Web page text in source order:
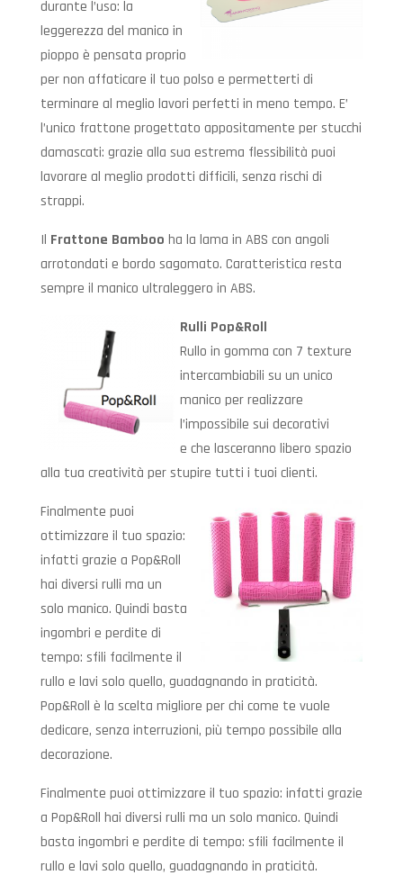
durante l’uso: la
leggerezza del manico in
pioppo è pensata proprio
per non affaticare il tuo polso e permetterti di
terminare al meglio lavori perfetti in meno tempo. E’
l’unico frattone progettato appositamente per stucchi
damascati: grazie alla sua estrema flessibilità puoi
lavorare al meglio prodotti difficili, senza rischi di
strappi.
Il Frattone Bamboo ha la lama in ABS con angoli
arrotondati e bordo sagomato. Caratteristica resta
sempre il manico ultraleggero in ABS.
Rulli Pop&Roll
Rullo in gomma con 7 texture
intercambiabili su un unico
manico per realizzare
l’impossibile sui decorativi
e che lasceranno libero spazio
alla tua creatività per stupire tutti i tuoi clienti.
Finalmente puoi
ottimizzare il tuo spazio:
infatti grazie a Pop&Roll
hai diversi rulli ma un
solo manico. Quindi basta
ingombri e perdite di
tempo: sfili facilmente il
rullo e lavi solo quello, guadagnando in praticità.
Pop&Roll è la scelta migliore per chi come te vuole
dedicare, senza interruzioni, più tempo possibile alla
decorazione.
Finalmente puoi ottimizzare il tuo spazio: infatti grazie
a Pop&Roll hai diversi rulli ma un solo manico. Quindi
basta ingombri e perdite di tempo: sfili facilmente il
rullo e lavi solo quello, guadagnando in praticità.